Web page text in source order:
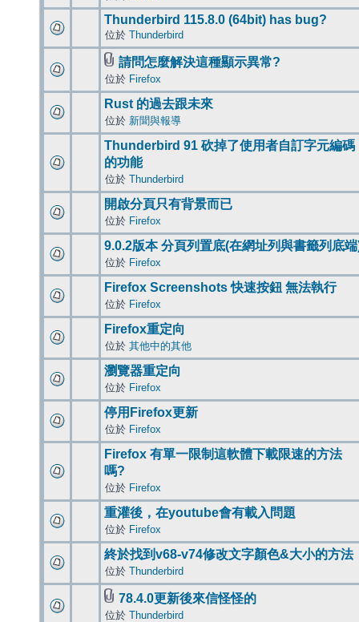
Thunderbird 115.8.0 (64bit) has bug?
位於 Thunderbird
請問怎麼解決這種顯示異常?
位於 Firefox
Rust 的過去跟未來
位於 新聞與報導
Thunderbird 91 砍掉了使用者自訂字元編碼
的功能
位於 Thunderbird
開啟分頁只有背景而已
位於 Firefox
9.0.2版本 分頁列置底(在網址列與書籤列底
位於 Firefox
Firefox Screenshots 快速按鈕 無法執行
位於 Firefox
Firefox重定向
位於 其他中的其他
瀏覽器重定向
位於 Firefox
停用Firefox更新
位於 Firefox
Firefox 有單一限制這軟體下載限速的方法
嗎?
位於 Firefox
重灌後，在youtube會有載入問題
位於 Firefox
終於找到v68-v74修改文字顏色&大小的方法
位於 Thunderbird
78.4.0更新後來信怪怪的
位於 Thunderbird